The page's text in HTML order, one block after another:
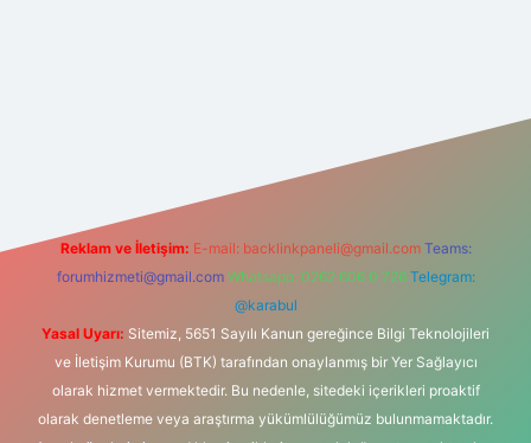
Reklam ve İletişim: E-mail: backlinkpaneli@gmail.com Teams:
forumhizmeti@gmail.com Whatsapp: 0262 606 0 726 Telegram:
@karabul
Yasal Uyarı: Sitemiz, 5651 Sayılı Kanun gereğince Bilgi Teknolojileri
ve İletişim Kurumu (BTK) tarafından onaylanmış bir Yer Sağlayıcı
olarak hizmet vermektedir. Bu nedenle, sitedeki içerikleri proaktif
olarak denetleme veya araştırma yükümlülüğümüz bulunmamaktadır.